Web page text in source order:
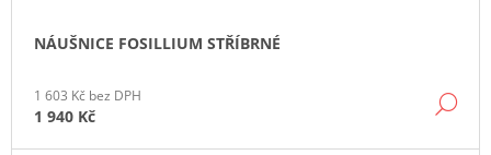
NÁUŠNICE FOSILLIUM STŘÍBRNÉ
1 603 Kč bez DPH
1 940 Kč